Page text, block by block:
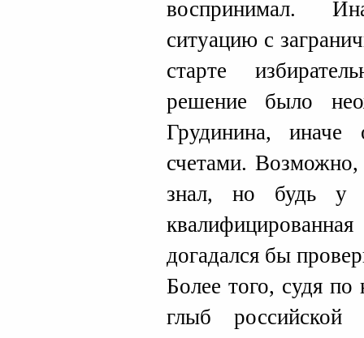
воспринимал.
ситуацию с
старте
решение было
Грудинина,
счетами.
знал, но будь у
догадался бы
Более того, судя
глыб российской